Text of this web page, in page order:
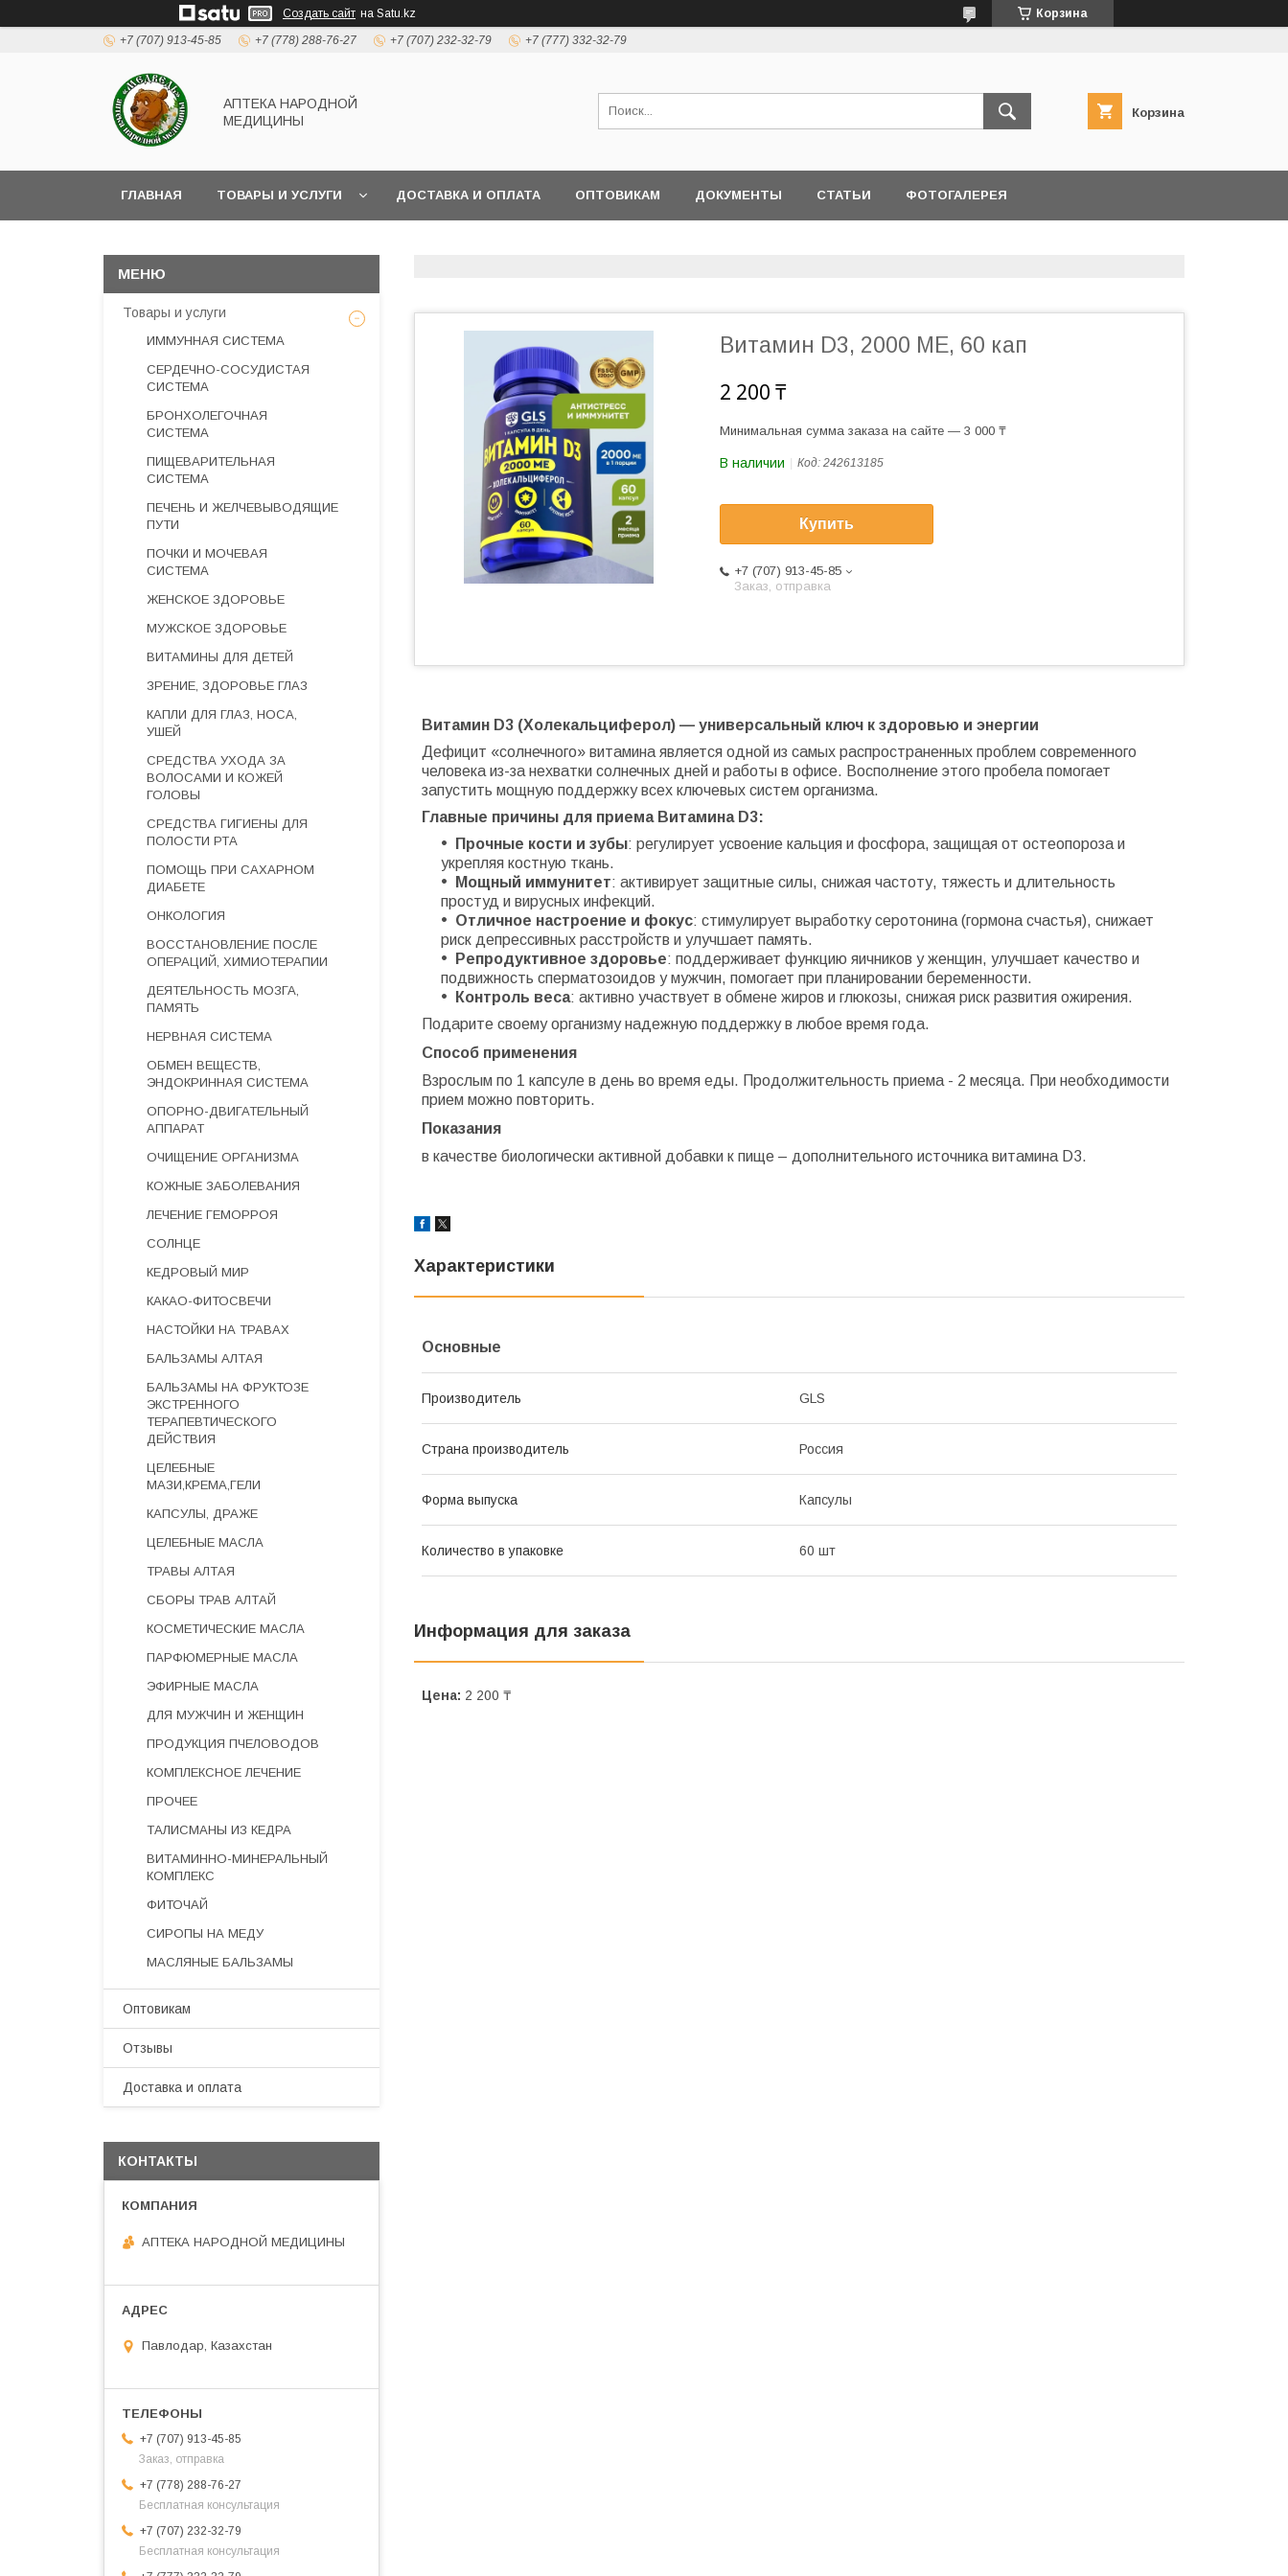
Создать сайт на Satu.kz Корзина
+7 (707) 913-45-85 +7 (778) 288-76-27 +7 (707) 232-32-79 +7 (777) 332-32-79
АПТЕКА НАРОДНОЙ
МЕДИЦИНЫ
Корзина
ГЛАВНАЯ ТОВАРЫ И УСЛУГИ ДОСТАВКА И ОПЛАТА ОПТОВИКАМ ДОКУМЕНТЫ СТАТЬИ ФОТОГАЛЕРЕЯ
Витамин D3, 2000 ME, 60 кап
2 200 ₸
Минимальная сумма заказа на сайте — 3 000 ₸
В наличии Код: 242613185
Купить
+7 (707) 913-45-85
Заказ, отправка
Витамин D3 (Холекальциферол) — универсальный ключ к здоровью и энергии
Дефицит «солнечного» витамина является одной из самых распространенных проблем современного
человека из-за нехватки солнечных дней и работы в офисе. Восполнение этого пробела помогает
запустить мощную поддержку всех ключевых систем организма.
Главные причины для приема Витамина D3:
Прочные кости и зубы: регулирует усвоение кальция и фосфора, защищая от остеопороза и
укрепляя костную ткань.
Мощный иммунитет: активирует защитные силы, снижая частоту, тяжесть и длительность
простуд и вирусных инфекций.
Отличное настроение и фокус: стимулирует выработку серотонина (гормона счастья), снижает
риск депрессивных расстройств и улучшает память.
Репродуктивное здоровье: поддерживает функцию яичников у женщин, улучшает качество и
подвижность сперматозоидов у мужчин, помогает при планировании беременности.
Контроль веса: активно участвует в обмене жиров и глюкозы, снижая риск развития ожирения.
Подарите своему организму надежную поддержку в любое время года.
Способ применения
Взрослым по 1 капсуле в день во время еды. Продолжительность приема - 2 месяца. При необходимости
прием можно повторить.
Показания
в качестве биологически активной добавки к пище – дополнительного источника витамина D3.
Характеристики
Основные
Производитель GLS
Страна производитель Россия
Форма выпуска Капсулы
Количество в упаковке 60 шт
Информация для заказа
Цена: 2 200 ₸
Товары и услуги
ИММУННАЯ СИСТЕМА
СЕРДЕЧНО-СОСУДИСТАЯ
СИСТЕМА
БРОНХОЛЕГОЧНАЯ
СИСТЕМА
ПИЩЕВАРИТЕЛЬНАЯ
СИСТЕМА
ПЕЧЕНЬ И ЖЕЛЧЕВЫВОДЯЩИЕ
ПУТИ
ПОЧКИ И МОЧЕВАЯ
СИСТЕМА
ЖЕНСКОЕ ЗДОРОВЬЕ
МУЖСКОЕ ЗДОРОВЬЕ
ВИТАМИНЫ ДЛЯ ДЕТЕЙ
ЗРЕНИЕ, ЗДОРОВЬЕ ГЛАЗ
КАПЛИ ДЛЯ ГЛАЗ, НОСА,
УШЕЙ
СРЕДСТВА УХОДА ЗА
ВОЛОСАМИ И КОЖЕЙ
ГОЛОВЫ
СРЕДСТВА ГИГИЕНЫ ДЛЯ
ПОЛОСТИ РТА
ПОМОЩЬ ПРИ САХАРНОМ
ДИАБЕТЕ
ОНКОЛОГИЯ
ВОССТАНОВЛЕНИЕ ПОСЛЕ
ОПЕРАЦИЙ, ХИМИОТЕРАПИИ
ДЕЯТЕЛЬНОСТЬ МОЗГА,
ПАМЯТЬ
НЕРВНАЯ СИСТЕМА
ОБМЕН ВЕЩЕСТВ,
ЭНДОКРИННАЯ СИСТЕМА
ОПОРНО-ДВИГАТЕЛЬНЫЙ
АППАРАТ
ОЧИЩЕНИЕ ОРГАНИЗМА
КОЖНЫЕ ЗАБОЛЕВАНИЯ
ЛЕЧЕНИЕ ГЕМОРРОЯ
СОЛНЦЕ
КЕДРОВЫЙ МИР
КАКАО-ФИТОСВЕЧИ
НАСТОЙКИ НА ТРАВАХ
БАЛЬЗАМЫ АЛТАЯ
БАЛЬЗАМЫ НА ФРУКТОЗЕ
ЭКСТРЕННОГО
ТЕРАПЕВТИЧЕСКОГО
ДЕЙСТВИЯ
ЦЕЛЕБНЫЕ
МАЗИ,КРЕМА,ГЕЛИ
КАПСУЛЫ, ДРАЖЕ
ЦЕЛЕБНЫЕ МАСЛА
ТРАВЫ АЛТАЯ
СБОРЫ ТРАВ АЛТАЙ
КОСМЕТИЧЕСКИЕ МАСЛА
ПАРФЮМЕРНЫЕ МАСЛА
ЭФИРНЫЕ МАСЛА
ДЛЯ МУЖЧИН И ЖЕНЩИН
ПРОДУКЦИЯ ПЧЕЛОВОДОВ
КОМПЛЕКСНОЕ ЛЕЧЕНИЕ
ПРОЧЕЕ
ТАЛИСМАНЫ ИЗ КЕДРА
ВИТАМИННО-МИНЕРАЛЬНЫЙ
КОМПЛЕКС
ФИТОЧАЙ
СИРОПЫ НА МЕДУ
МАСЛЯНЫЕ БАЛЬЗАМЫ
Оптовикам
Отзывы
Доставка и оплата
КОНТАКТЫ
АПТЕКА НАРОДНОЙ МЕДИЦИНЫ
Павлодар, Казахстан
+7 (707) 913-45-85
Заказ, отправка
+7 (778) 288-76-27
Бесплатная консультация
+7 (707) 232-32-79
Бесплатная консультация